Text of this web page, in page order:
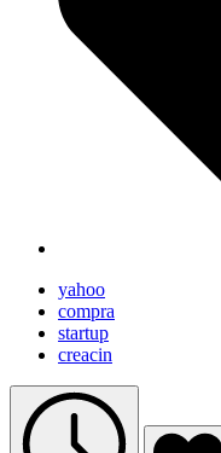
yahoo
compra
startup
creacin